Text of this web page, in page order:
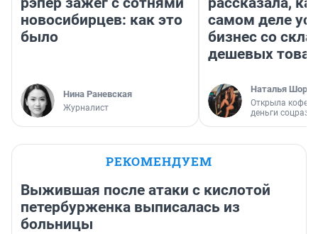
новосибирцев: как это
было
Нина Раневская
Журналист
самом деле
бизнес со
дешевых
Наталья
Открыла
деньги
РЕКОМЕНДУЕМ
Выжившая после атаки с кислотой
петербурженка выписалась из
больницы